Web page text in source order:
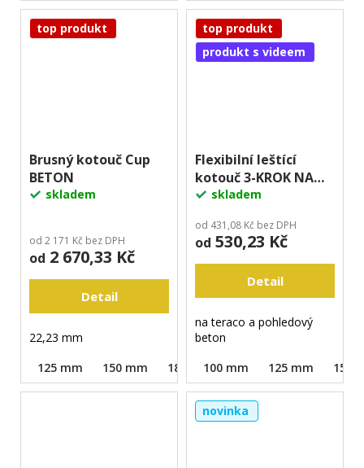
top produkt
Brusný kotouč Cup
BETON
skladem
od 2 171 Kč bez DPH
od 2 670,33 Kč
Detail
22,23 mm
125 mm
150 mm 180 mm
top produkt
produkt s videem
Flexibilní leštící
kotouč 3-KROK NA
TERACO A BETON
skladem
od 431,08 Kč bez DPH
od 530,23 Kč
Detail
na teraco a pohledový
beton
100 mm
125 mm 150
novinka